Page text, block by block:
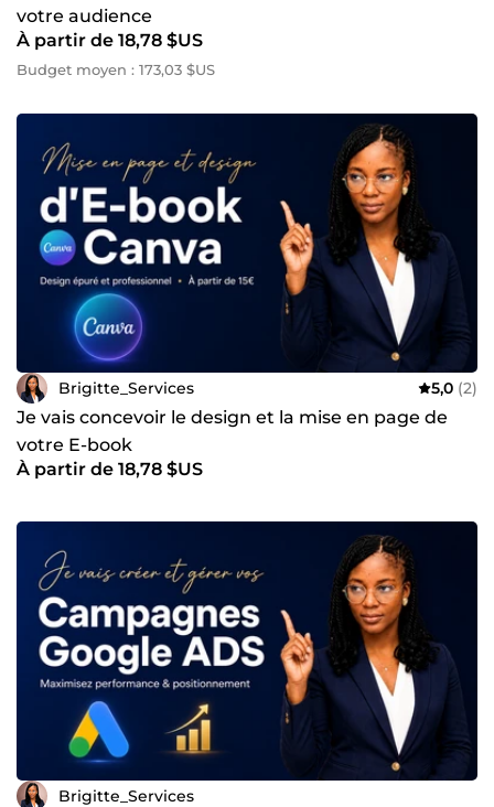
votre audience
À partir de 18,78 $US
Budget moyen : 173,03 $US
Brigitte_Services 5,0 (2)
Je vais concevoir le design et la mise en page de
votre E-book
À partir de 18,78 $US
Brigitte_Services